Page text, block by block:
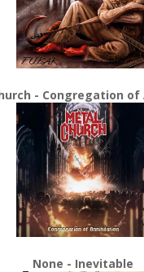
- Congregation
None - Inevitable